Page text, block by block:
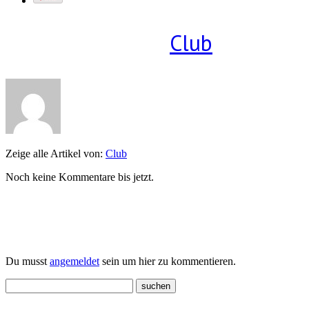
Club
Zeige alle Artikel von: Club
Noch keine Kommentare bis jetzt.
Du musst angemeldet sein um hier zu kommentieren.